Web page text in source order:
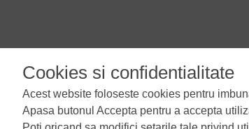
Cookies si confidentialitate
Acest website foloseste cookies pentru
Apasa butonul Accepta pentru a accepta